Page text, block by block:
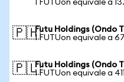
1 FUTUon equivale a
🇵🇭Futu Holdings (Ondo
1 FUTUon equivale a
🇵🇱Futu Holdings (Ondo
1 FUTUon equivale a